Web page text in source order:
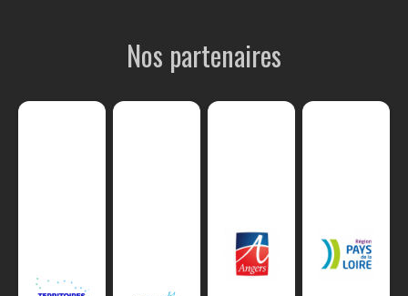
Nos partenaires